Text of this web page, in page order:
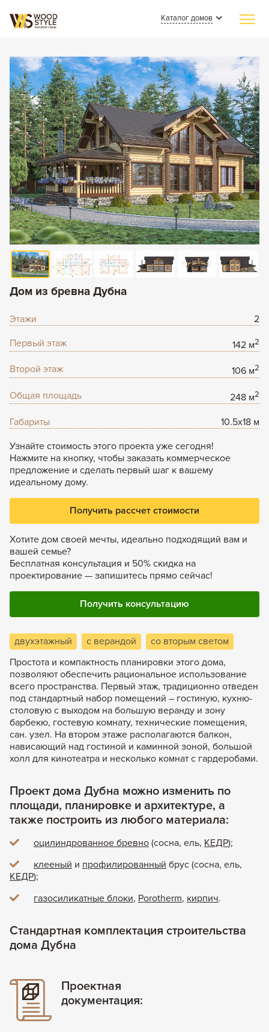
Индивидуальное строительство
Каталог домов
Из клееного бруса
Из бревна
Каменные
Комбинированные
Наши работы
СМИ о нас
Полезные статьи
О компании
Контакты
Задать вопрос
Каталог домов
Дом из бревна Дубна
Этажи 2
Первый этаж 142 м2
Второй этаж 106 м2
Общая площадь 248 м2
Габариты 10.5x18 м
Узнайте стоимость этого проекта уже сегодня!
Нажмите на кнопку, чтобы заказать коммерческое
предложение и сделать первый шаг к вашему
идеальному дому.
Получить рассчет стоимости
Хотите дом своей мечты, идеально подходящий вам и
вашей семье?
Бесплатная консультация и 50% скидка на
проектирование — запишитесь прямо сейчас!
Получить консультацию
двухэтажный с верандой
со вторым светом
Простота и компактность планировки этого дома,
позволяют обеспечить рациональное использование
всего пространства. Первый этаж, традиционно отведен
под стандартный набор помещений – гостиную, кухню-
столовую с выходом на большую веранду и зону
барбекю, гостевую комнату, технические помещения,
сан. узел. На втором этаже располагаются балкон,
нависающий над гостиной и каминной зоной, большой
холл для кинотеатра и несколько комнат с гардеробами.
Проект дома Дубна можно изменить по
площади, планировке и архитектуре, а
также построить из любого материала:
оцилиндрованное бревно (сосна, ель, КЕДР);
клееный и профилированный брус (сосна, ель,
КЕДР);
газосиликатные блоки, Porotherm, кирпич.
Стандартная комплектация строительства
дома Дубна
Проектная
документация: